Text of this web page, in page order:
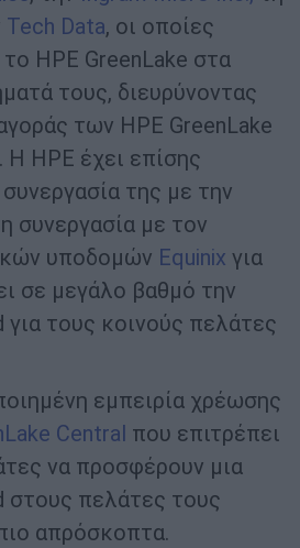
Tech Data, οι οποίες
HPE GreenLake στα
τους, διευρύνοντας
των HPE GreenLake
Η HPE έχει επίσης
της με την
συνεργασία με τον
υποδομών Equinix για
σε μεγάλο βαθμό την
για τους κοινούς πελάτες
εμπειρία χρέωσης
Central που επιτρέπει
να προσφέρουν μια
στους πελάτες τους
απρόσκοπτα.